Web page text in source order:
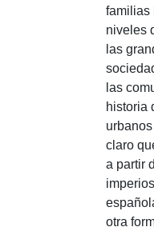
familias
niveles
las
las
historia
claro
a partir
otra